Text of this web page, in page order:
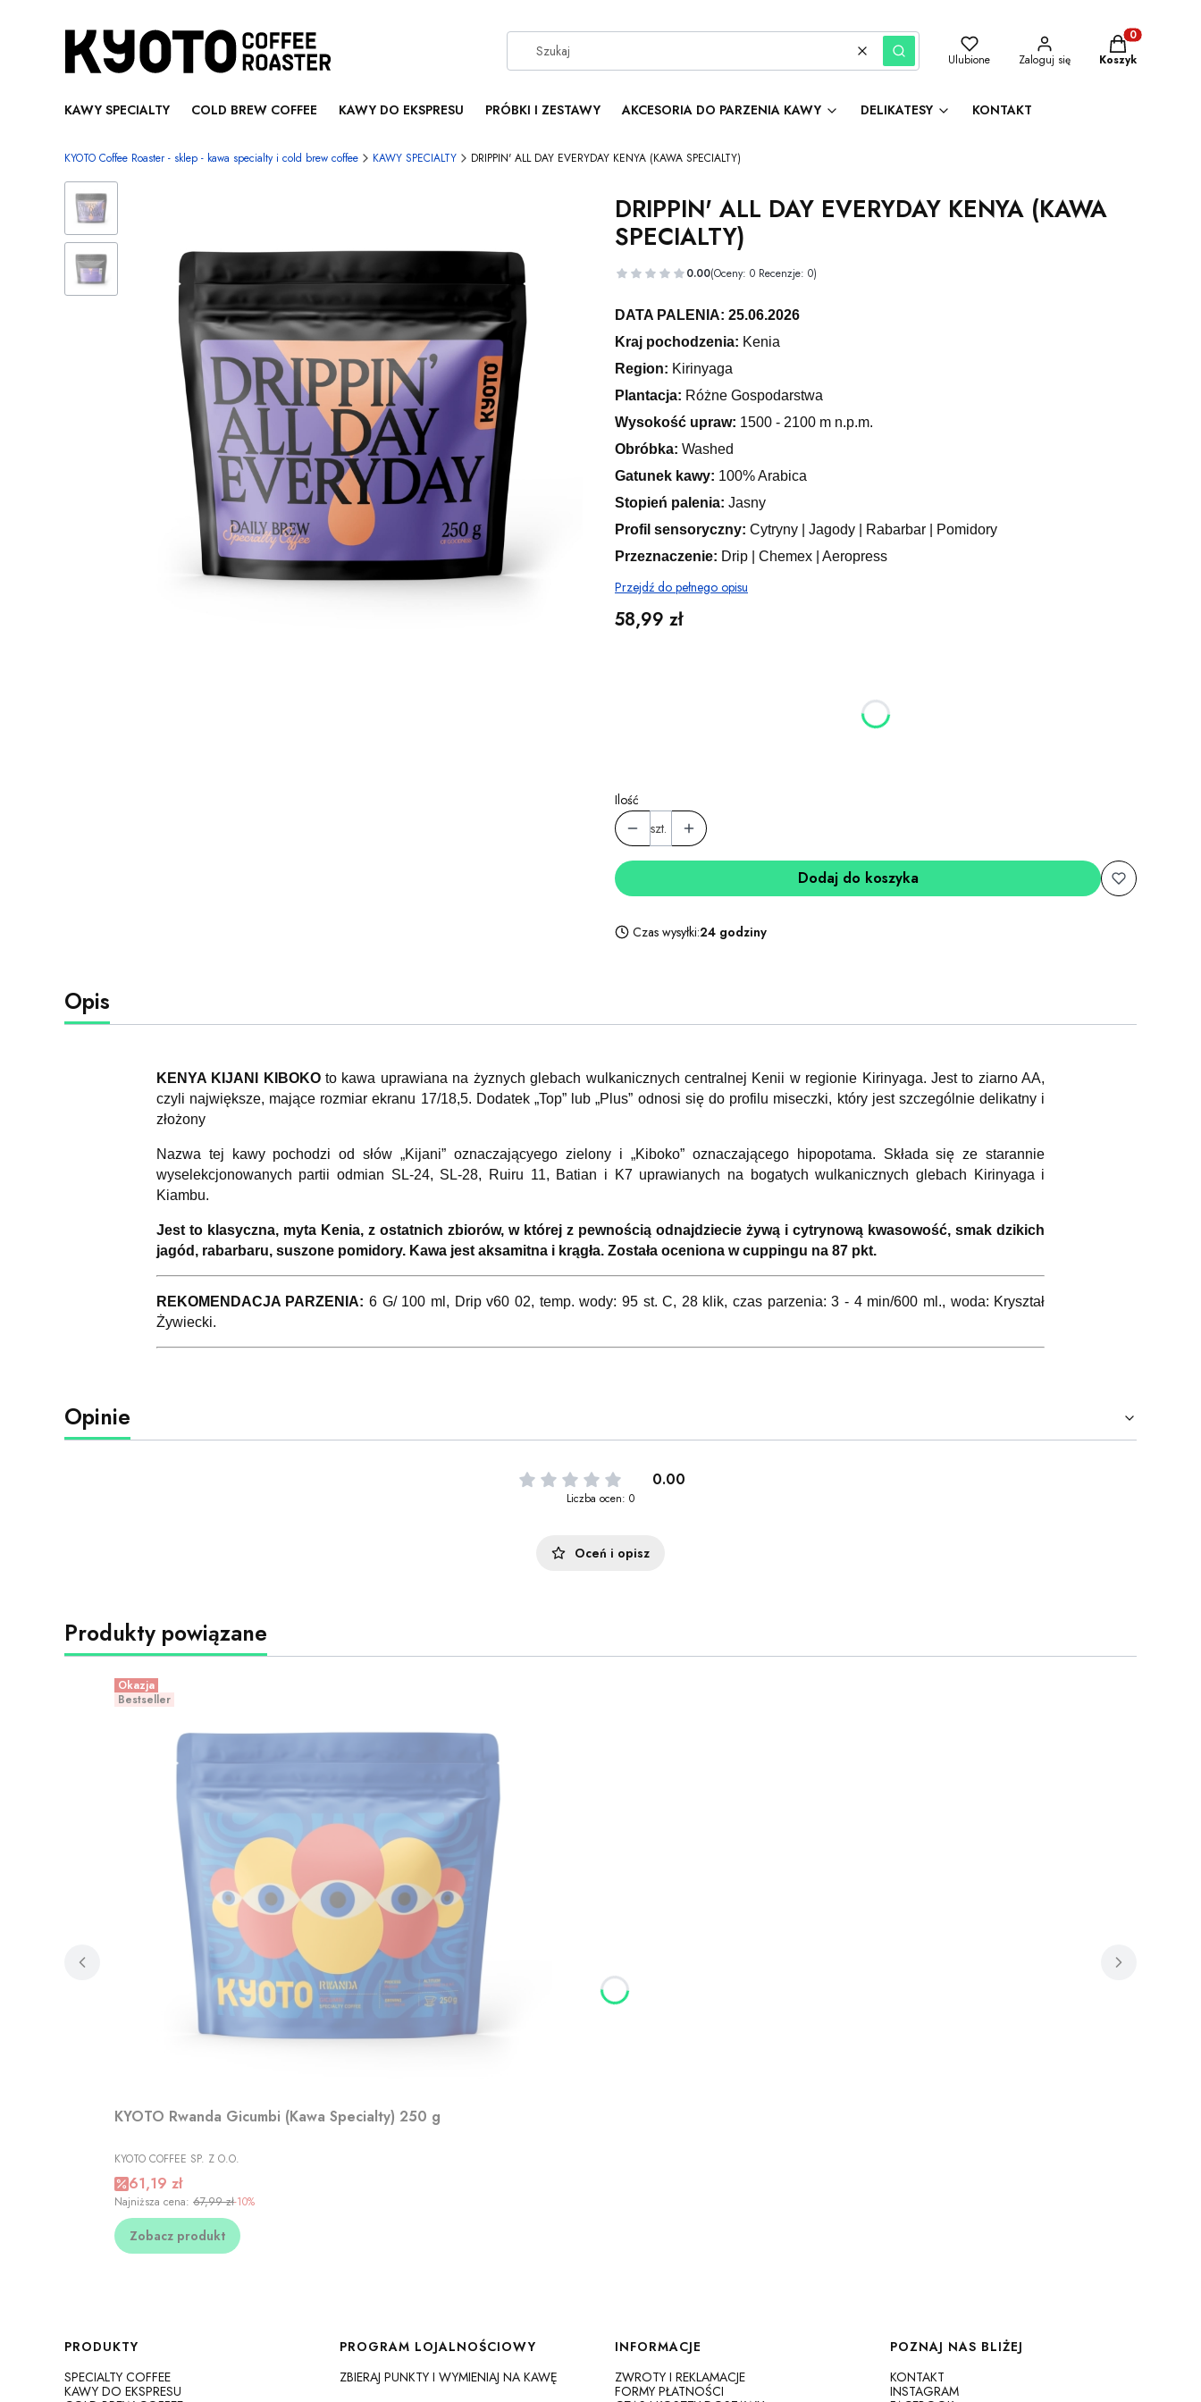
WyczyśćSzukaj Ulubione Zaloguj się
Produkty w
Koszyk
KAWY SPECIALTY COLD BREW COFFEE KAWY DO EKSPRESU PRÓBKI I ZESTAWY AKCESORIA DO PARZENIA KAWY DELIKATESY KONTAKT
KYOTO Coffee Roaster - sklep - kawa specialty i cold brew coffee KAWY SPECIALTY DRIPPIN' ALL DAY EVERYDAY KENYA (KAWA SPECIALTY)
DRIPPIN' ALL DAY EVERYDAY KENYA (KAWA
SPECIALTY)
0.00(Oceny: 0 Recenzje: 0)
DATA PALENIA: 25.06.2026
Kraj pochodzenia: Kenia
Region: Kirinyaga
Plantacja: Różne Gospodarstwa
Wysokość upraw: 1500 - 2100 m n.p.m.
Obróbka: Washed
Gatunek kawy: 100% Arabica
Stopień palenia: Jasny
Profil sensoryczny: Cytryny | Jagody | Rabarbar | Pomidory
Przeznaczenie: Drip | Chemex | Aeropress
Przejdź do pełnego opisu
Cena
58,99 zł
Ilość
szt.
Dodaj do koszyka
Czas wysyłki:24 godziny
Opis
KENYA KIJANI KIBOKOto kawa uprawiana na żyznych glebach wulkanicznych centralnej Kenii w regionie Kirinyaga. Jest to ziarno AA,
czyli największe, mające rozmiar ekranu 17/18,5. Dodatek „Top” lub „Plus” odnosi się do profilu miseczki, który jest szczególnie delikatny i
złożony
Nazwa tej kawy pochodzi od słów „Kijani” oznaczającyego zielony i „Kiboko” oznaczającego hipopotama. Składa się ze starannie
wyselekcjonowanych partii odmian SL-24, SL-28, Ruiru 11, Batian i K7 uprawianych na bogatych wulkanicznych glebach Kirinyaga i
Kiambu.
Jest to klasyczna, myta Kenia, z ostatnich zbiorów, w której z pewnością odnajdziecie żywą i cytrynową kwasowość, smak dzikich
jagód, rabarbaru, suszone pomidory. Kawa jest aksamitna i krągła. Została oceniona w cuppingu na 87 pkt.
REKOMENDACJA PARZENIA: 6 G/ 100 ml, Drip v60 02, temp. wody: 95 st. C, 28 klik, czas parzenia: 3 - 4 min/600 ml., woda: Kryształ
Żywiecki.
Opinie
0.00
Liczba ocen: 0
Oceń i opisz
Produkty powiązane
Okazja
Bestseller
KYOTO Rwanda Gicumbi (Kawa Specialty) 250 g
PRODUCENT
KYOTO COFFEE SP. Z O.O.
Cena promocyjna
61,19 zł
Najniższa cena: 67,99 zł-10%
Zobacz produkt
Linki w stopce
PRODUKTY
SPECIALTY COFFEE
KAWY DO EKSPRESU
PROGRAM LOJALNOŚCIOWY
ZBIERAJ PUNKTY I WYMIENIAJ NA KAWĘ
INFORMACJE
ZWROTY I REKLAMACJE
FORMY PŁATNOŚCI
POZNAJ NAS BLIŻEJ
KONTAKT
INSTAGRAM